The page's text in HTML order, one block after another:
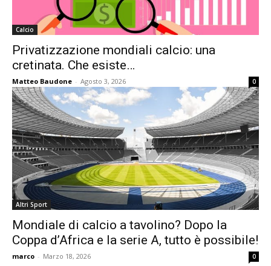
Calcio
Privatizzazione mondiali calcio: una
cretinata. Che esiste…
Matteo Baudone - Agosto 3, 2026 0
Altri Sport
Mondiale di calcio a tavolino? Dopo la
Coppa d’Africa e la serie A, tutto è possibile!
marco - Marzo 18, 2026 0